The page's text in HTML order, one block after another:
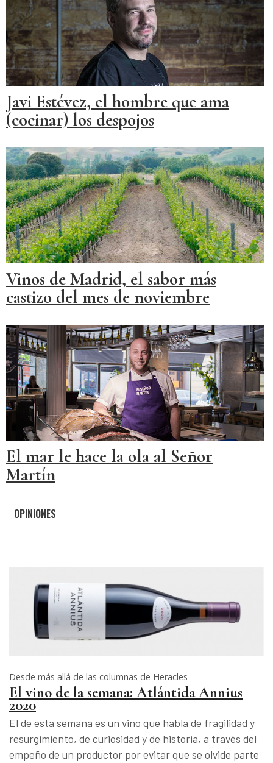
Javi Estévez, el hombre que ama
(cocinar) los despojos
Vinos de Madrid, el sabor más
castizo del mes de noviembre
El mar le hace la ola al Señor
Martín
OPINIONES
Desde más allá de las columnas de Heracles
El vino de la semana: Atlántida Annius
2020
El de esta semana es un vino que habla de fragilidad y
resurgimiento, de curiosidad y de historia, a través del
empeño de un productor por evitar que se olvide parte